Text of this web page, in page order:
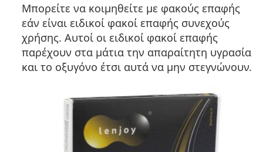
Μπορείτε να κοιμηθείτε με φακούς επαφής
εάν είναι ειδικοί φακοί επαφής συνεχούς
χρήσης. Αυτοί οι ειδικοί φακοί επαφής
παρέχουν στα μάτια την απαραίτητη υγρασία
και το οξυγόνο έτσι αυτά να μην στεγνώνουν.